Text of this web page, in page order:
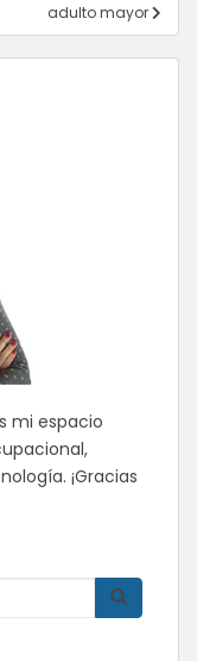
adulto mayor
mi espacio
¡Gracias